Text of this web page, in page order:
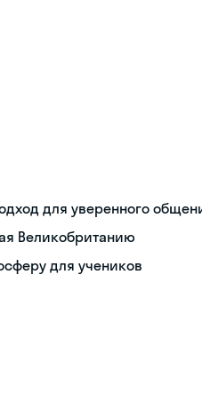
для уверенного
Великобританию
для учеников